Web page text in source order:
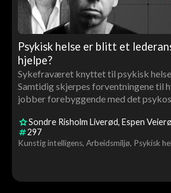
Psykisk helse er blitt et
hjelpe?
Sykefraværet knyttet til psykisk
Samtidig skjerpes forventningene til
jobber forebyggende med det
Sondre Risholm Liverød Espen
297
Kunstig intelligens Arbeidsmiljø Psykisk